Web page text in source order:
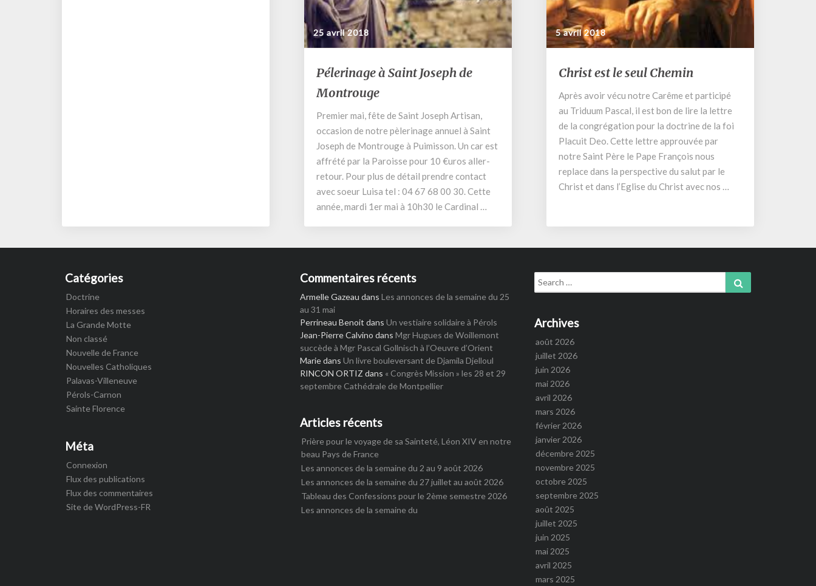
25 avril 2018
Pélerinage
à
Saint
de
Montrouge
Pélerinage à Saint Joseph de
Montrouge
Premier mai, fête de Saint Joseph Artisan,
occasion de notre pèlerinage annuel à Saint
Joseph de Montrouge à Puimisson. Un car est
affrété par la Paroisse pour 10 €uros aller-
retour. Pour plus de détail prendre contact
avec soeur Luisa tel : 04 67 68 00 30. Cette
année, mardi 1er mai à 10h30 le Cardinal …
5 avril 2018
Christ
est
le
seul
Christ est le seul Chemin
Après avoir vécu notre Carême et participé
au Triduum Pascal, il est bon de lire la lettre
de la congrégation pour la doctrine de la foi
Placuit Deo. Cette lettre approuvée par
notre Saint Père le Pape François nous
replace dans la perspective du salut par le
Christ et dans l’Eglise du Christ avec nos …
Catégories
Doctrine
Horaires des messes
La Grande Motte
Non classé
Nouvelle de France
Nouvelles Catholiques
Palavas-Villeneuve
Pérols-Carnon
Sainte Florence
Méta
Connexion
Flux des publications
Flux des commentaires
Site de WordPress-FR
Commentaires récents
Armelle Gazeau dans Les annonces de la semaine du 25
au 31 mai
Perrineau Benoit dans Un vestiaire solidaire à Pérols
Jean-Pierre Calvino dans Mgr Hugues de Woillemont
succède à Mgr Pascal Gollnisch à l’Oeuvre d’Orient
Mariedans Un livre bouleversant de Djamila Djelloul
RINCON ORTIZ dans « Congrès Mission » les 28 et 29
septembre Cathédrale de Montpellier
Articles récents
Prière pour le voyage de sa Sainteté, Léon XIV en notre
beau Pays de France
Les annonces de la semaine du 2 au 9 août 2026
Les annonces de la semaine du 27 juillet au août 2026
Tableau des Confessions pour le 2ème semestre 2026
Les annonces de la semaine du
Search
for:
Archives
août 2026
juillet 2026
juin 2026
mai 2026
avril 2026
mars 2026
février 2026
janvier 2026
décembre 2025
novembre 2025
octobre 2025
septembre 2025
août 2025
juillet 2025
juin 2025
mai 2025
avril 2025
mars 2025